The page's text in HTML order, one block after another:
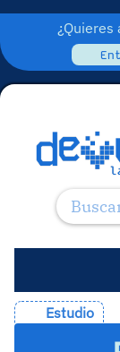
¿Quieres
Estudio